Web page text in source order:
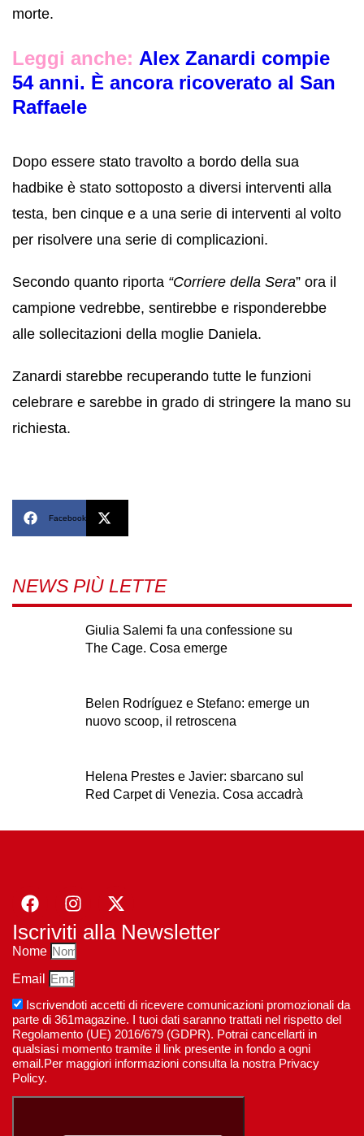
morte.
Leggi anche: Alex Zanardi compie
54 anni. È ancora ricoverato al San
Raffaele
Dopo essere stato travolto a bordo della sua
hadbike è stato sottoposto a diversi interventi alla
testa, ben cinque e a una serie di interventi al volto
per risolvere una serie di complicazioni.
Secondo quanto riporta “Corriere della Sera” ora il
campione vedrebbe, sentirebbe e risponderebbe
alle sollecitazioni della moglie Daniela.
Zanardi starebbe recuperando tutte le funzioni
celebrare e sarebbe in grado di stringere la mano su
richiesta.
Facebook
NEWS PIÙ LETTE
Giulia Salemi fa una confessione su
The Cage. Cosa emerge
Belen Rodríguez e Stefano: emerge un
nuovo scoop, il retroscena
Helena Prestes e Javier: sbarcano sul
Red Carpet di Venezia. Cosa accadrà
Iscriviti alla Newsletter
Nome
Email
Iscrivendoti accetti di ricevere comunicazioni promozionali da
parte di 361magazine. I tuoi dati saranno trattati nel rispetto del
Regolamento (UE) 2016/679 (GDPR). Potrai cancellarti in
qualsiasi momento tramite il link presente in fondo a ogni
email.Per maggiori informazioni consulta la nostra Privacy
Policy.